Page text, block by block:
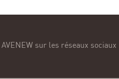
AVENEW sur les réseaux sociaux